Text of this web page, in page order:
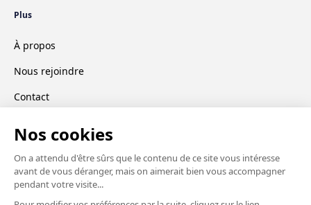
Plus
À propos
Nous rejoindre
Contact